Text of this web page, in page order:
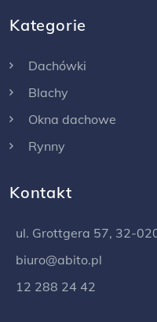
Kategorie
Dachówki
Blachy
Okna dachowe
Rynny
Kontakt
ul. Grottgera 57, 32-
biuro@abito.pl
12 288 24 42